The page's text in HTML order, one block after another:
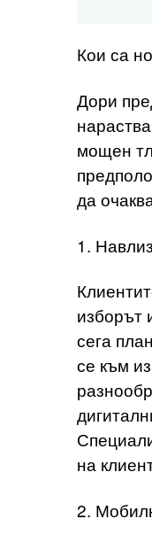
Кои са
Дори
мощен
да
1.
изборът
сега
се към
на
2.